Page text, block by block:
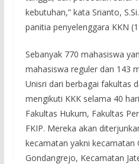
kebutuhan,” kata Srianto,
panitia penyelenggara KKN
Sebanyak 770 mahasiswa
mahasiswa reguler dan 143
Unisri dari berbagai fakultas
mengikuti KKK selama 40
Fakultas Hukum, Fakultas
FKIP. Mereka akan
kecamatan yakni kecamatan
Gondangrejo, Kecamatan